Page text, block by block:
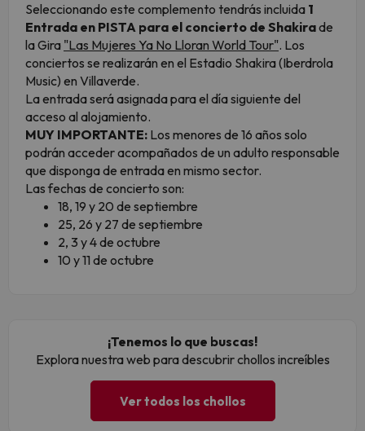
Seleccionando este complemento tendrás incluida 1
Entrada en PISTA para el concierto de Shakirade
la Gira "Las Mujeres Ya No Lloran World Tour". Los
conciertos se realizarán en el Estadio Shakira (Iberdrola
Music) en Villaverde.
La entrada será asignada para el día siguiente del
acceso al alojamiento.
MUY IMPORTANTE: Los menores de 16 años solo
podrán acceder acompañados de un adulto responsable
que disponga de entrada en mismo sector.
Las fechas de concierto son:
18, 19 y 20 de septiembre
25, 26 y 27 de septiembre
2, 3 y 4 de octubre
10 y 11 de octubre
¡Tenemos lo que buscas!
Explora nuestra web para descubrir chollos increíbles
Ver todos los chollos